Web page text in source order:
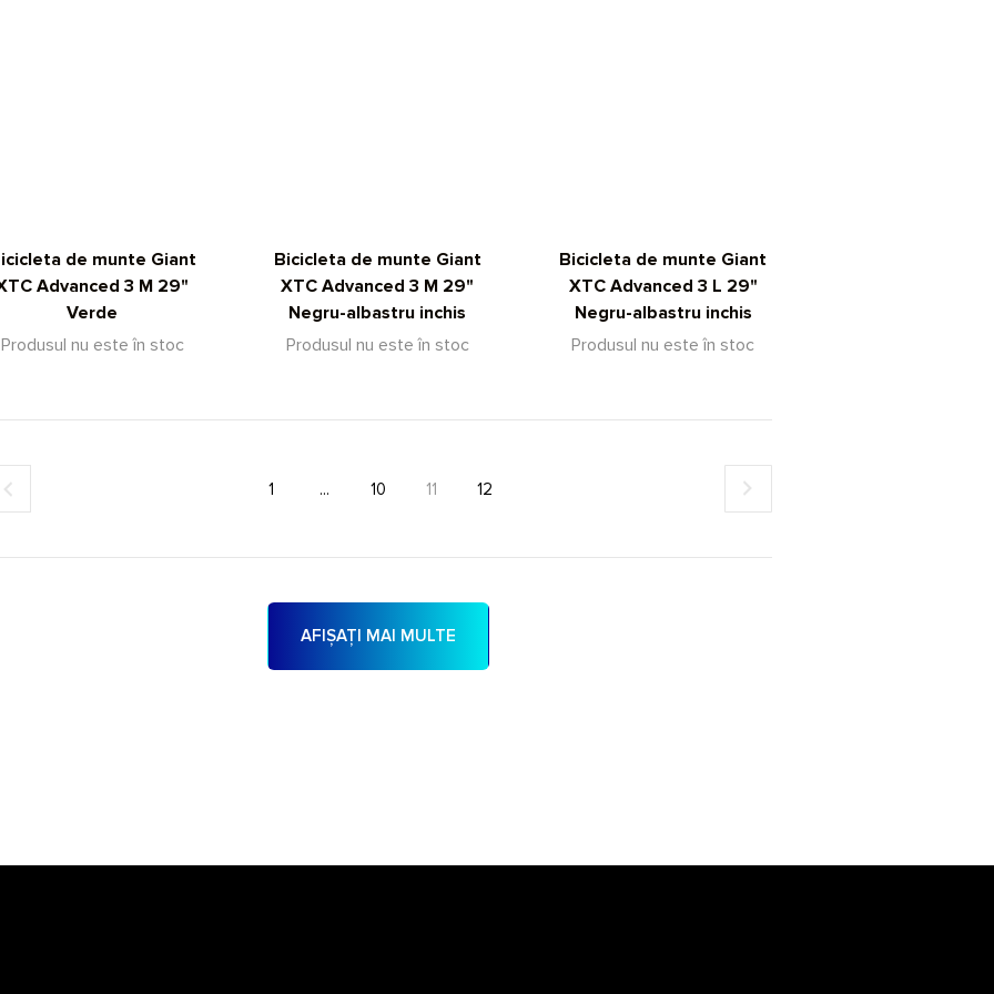
de munte Giant
Advanced 3 M 29"
Verde
Produsul nu este în stoc
Bicicleta de munte Giant
XTC Advanced 3 M 29"
Negru-albastru inchis
Produsul nu este în stoc
Bicicleta de munte Giant
XTC Advanced 3 L 29"
Negru-albastru inchis
Produsul nu este în stoc
1 ... 10 11 12
AFIȘAȚI MAI MULTE